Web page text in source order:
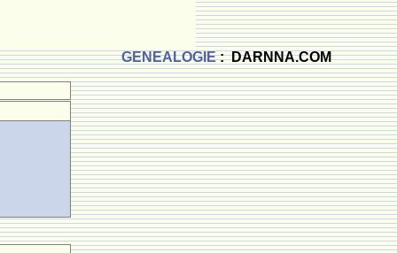
GENEALOGIE: DARNNA.COM